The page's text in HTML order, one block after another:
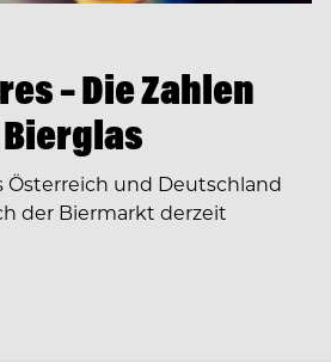
– Die Zahlen
Österreich und Deutschland
der Biermarkt derzeit